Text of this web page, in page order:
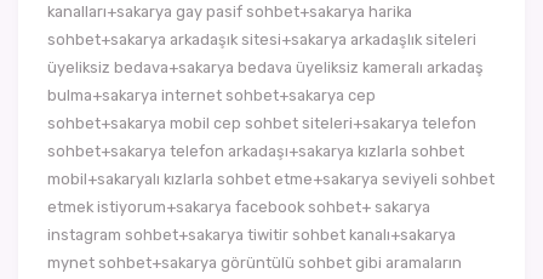
kanalları+sakarya gay pasif sohbet+sakarya harika
sohbet+sakarya arkadaşık sitesi+sakarya arkadaşlık siteleri
üyeliksiz bedava+sakarya bedava üyeliksiz kameralı arkadaş
bulma+sakarya internet sohbet+sakarya cep
sohbet+sakarya mobil cep sohbet siteleri+sakarya telefon
sohbet+sakarya telefon arkadaşı+sakarya kızlarla sohbet
mobil+sakaryalı kızlarla sohbet etme+sakarya seviyeli sohbet
etmek istiyorum+sakarya facebook sohbet+ sakarya
instagram sohbet+sakarya tiwitir sohbet kanalı+sakarya
mynet sohbet+sakarya görüntülü sohbet gibi aramaların